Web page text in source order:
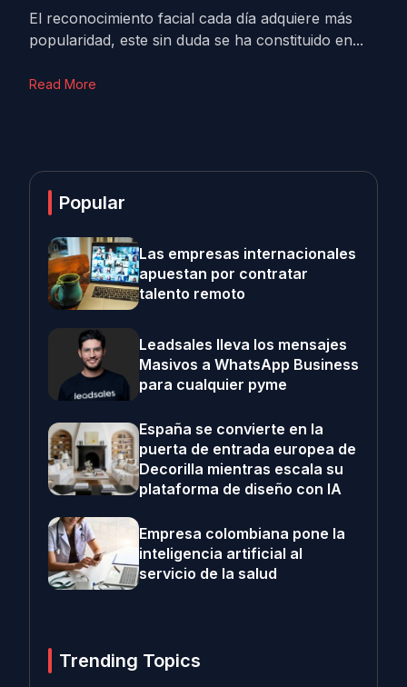
El reconocimiento facial cada día adquiere más
popularidad, este sin duda se ha constituido en...
Read More
Popular
Las empresas internacionales
apuestan por contratar
talento remoto
Leadsales lleva los mensajes
Masivos a WhatsApp Business
para cualquier pyme
España se convierte en la
puerta de entrada europea de
Decorilla mientras escala su
plataforma de diseño con IA
Empresa colombiana pone la
inteligencia artificial al
servicio de la salud
Trending Topics